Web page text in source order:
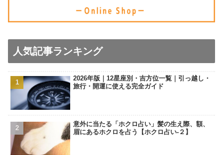
人気記事ランキング
2026年版｜12星座別・吉方位一覧｜引っ越し・
旅行・開運に使える完全ガイド
意外に当たる「ホクロ占い」髪の生え際、額、
眉にあるホクロを占う【ホクロ占い‐２】